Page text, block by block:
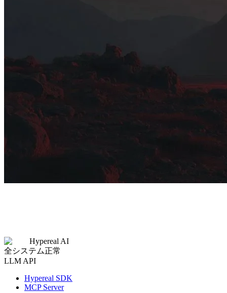
Hypereal AI
全システム正常
LLM API
Hypereal SDK
MCP Server